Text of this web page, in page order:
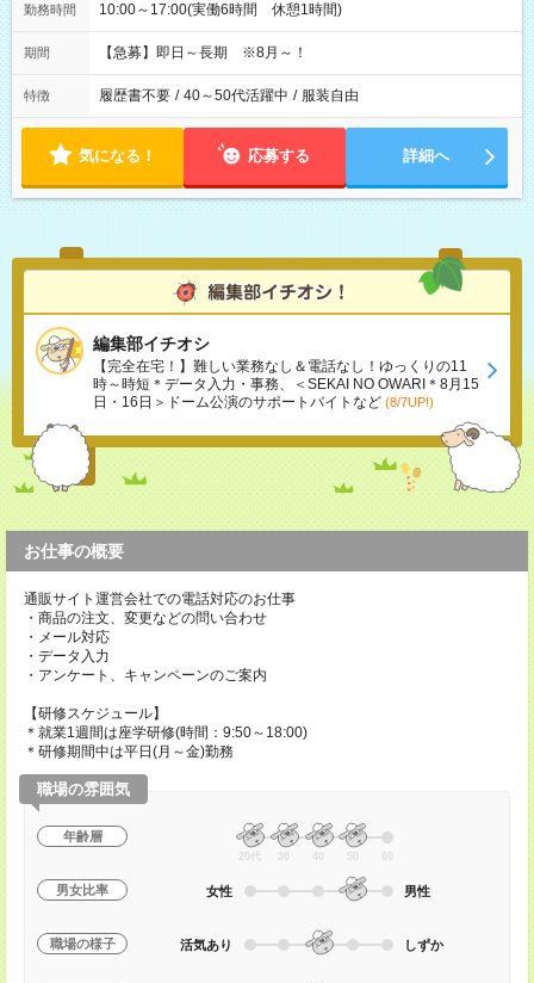
勤務時間 10:00～17:00(実働6時間 休憩1時間)
期間 【急募】即日～長期 ※8月～！
特徴 履歴書不要 / 40～50代活躍中 / 服装自由
気になる！ 応募する 詳細へ
編集部イチオシ
【完全在宅！】難しい業務なし＆電話なし！ゆっくりの11
時～時短＊データ入力・事務、＜SEKAI NO OWARI＊8月15
日・16日＞ドーム公演のサポートバイトなど (8/7UP!)
お仕事の概要
通販サイト運営会社での電話対応のお仕事
・商品の注文、変更などの問い合わせ
・メール対応
・データ入力
・アンケート、キャンペーンのご案内
【研修スケジュール】
＊就業1週間は座学研修(時間：9:50～18:00)
＊研修期間中は平日(月～金)勤務
職場の雰囲気
年齢層
20代 30 40 50 60
男女比率 女性 男性
職場の様子 活気あり しずか